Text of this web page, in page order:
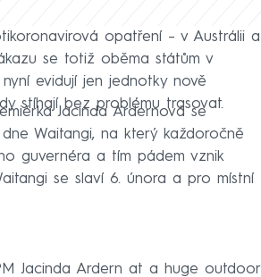
opatření – v Austrálii a
se totiž oběma státům v
evidují jen jednotky nově
stíhají bez problému trasovat.
Jacinda Ardernová se
Waitangi, na který každoročně
guvernéra a tím pádem vznik
se slaví 6. února a pro místní
Jacinda Ardern at a huge outdoor